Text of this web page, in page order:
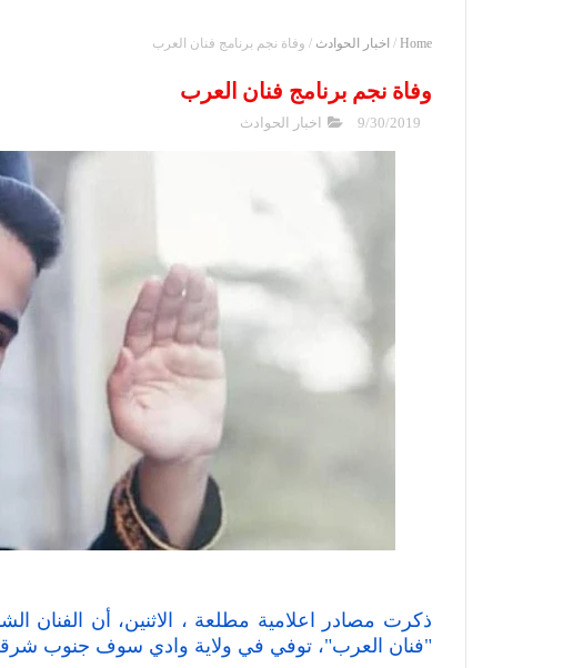
Home
/ اخبار الحوادث / وفاة نجم برنامج فنان العرب
وفاة نجم برنامج فنان العرب
9/30/2019 اخبار الحوادث
ذكرت مصادر اعلامية مطلعة ، الاثنين، أن الفنان
"فنان العرب"، توفي في ولاية وادي سوف جنوب